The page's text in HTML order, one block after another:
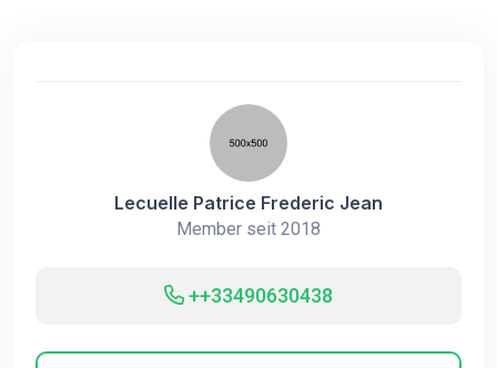
Lecuelle Patrice Frederic Jean
Member seit 2018
++33490630438